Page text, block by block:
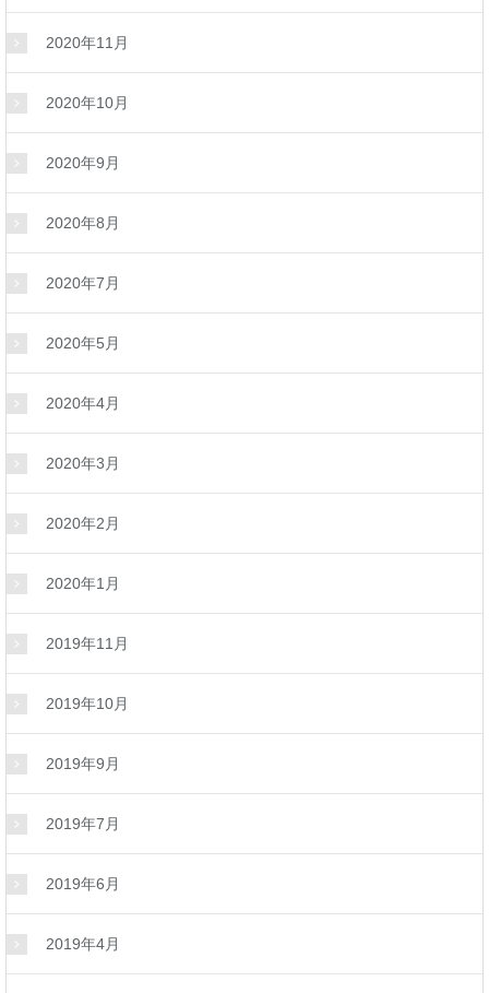
2020年11月
2020年10月
2020年9月
2020年8月
2020年7月
2020年5月
2020年4月
2020年3月
2020年2月
2020年1月
2019年11月
2019年10月
2019年9月
2019年7月
2019年6月
2019年4月